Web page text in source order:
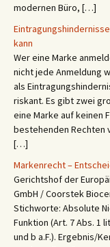
modernen Büro, […]
kann
Wer eine Marke
nicht jede Anmeldung
als
riskant. Es gibt zwei
eine Marke auf keinen
bestehenden Rechten
[…]
Markenrecht –
Gerichtshof der
GmbH / Coorstek
Stichworte: Absolute
Funktion (Art. 7 Abs. 1
und b a.F.). Ergebnis/